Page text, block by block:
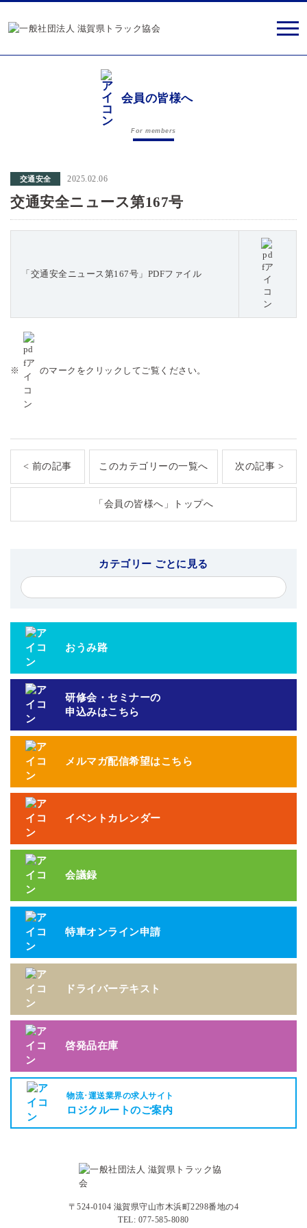
会員の皆様へ
For members
交通安全 2025.02.06
交通安全ニュース第167号
「交通安全ニュース第167号」PDFファイル
※ のマークをクリックしてご覧ください。
< 前の記事 このカテゴリーの一覧へ 次の記事 >
「会員の皆様へ」トップへ
カテゴリー ごとに見る
おうみ路
研修会・セミナーの
申込みはこちら
メルマガ配信希望はこちら
イベントカレンダー
会議録
特車オンライン申請
ドライバーテキスト
啓発品在庫
物流･運送業界の求人サイト
ロジクルートのご案内
〒524-0104 滋賀県守山市木浜町2298番地の4
TEL: 077-585-8080